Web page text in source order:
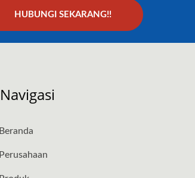
HUBUNGI SEKARANG!!
Navigasi
Beranda
Perusahaan